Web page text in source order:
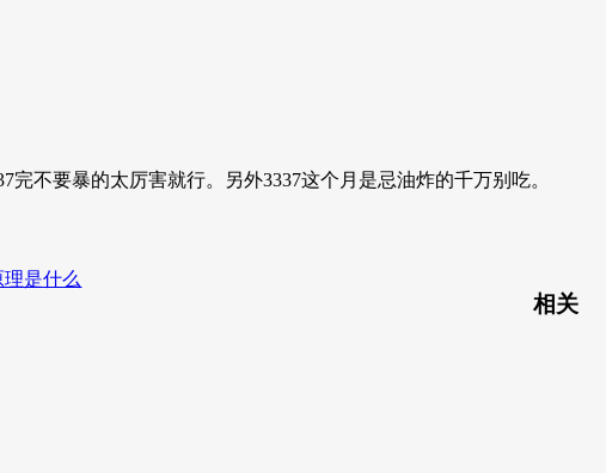
不要暴的太厉害就行。另外3337这个月是忌油炸的千万别吃。
是什么
相关